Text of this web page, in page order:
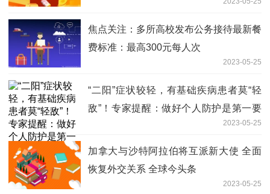
焦点关注：多所高校发布公务接待最新餐
费标准：最高300元每人次
2023-05-25
“二阳”症状较轻，有基础疾病患者莫“轻
敌”！专家提醒：做好个人防护是第一要
2023-05-25
加拿大与沙特阿拉伯将互派新大使 全面
恢复外交关系 全球今头条
2023-05-25